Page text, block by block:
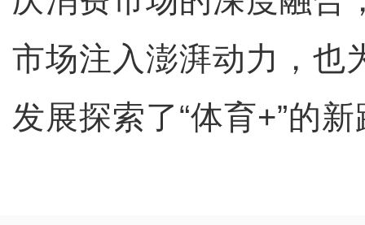
市场注入澎湃动力，也
发展探索了“体育+”的